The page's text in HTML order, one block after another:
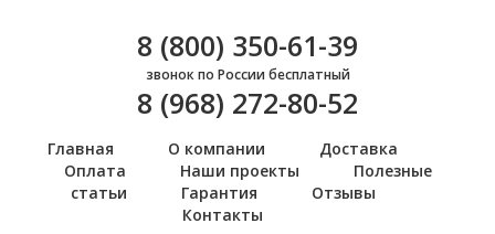
8 (800) 350-61-39
звонок по России бесплатный
8 (968) 272-80-52
Главная О компании
Доставка
Оплата
Наши проекты
Полезные
статьи
Гарантия
Отзывы
Контакты